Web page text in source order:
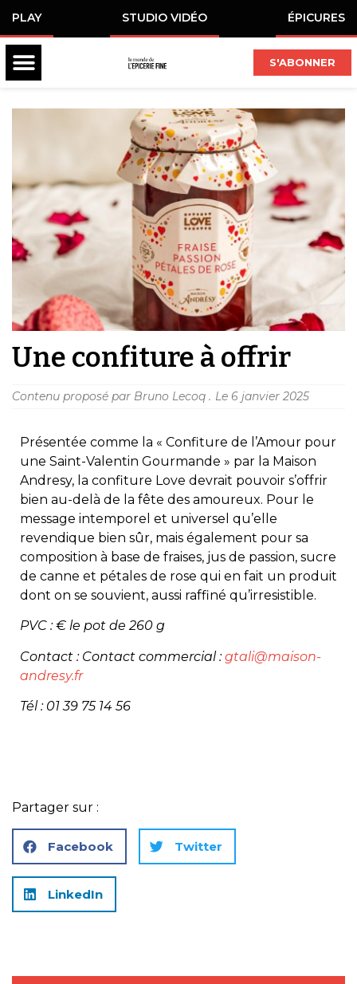
PLAY STUDIO VIDÉO ÉPICURES
S'ABONNER
Une confiture à offrir
Contenu proposé par Bruno Lecoq . Le 6 janvier 2025
Présentée comme la « Confiture de l’Amour pour
une Saint-Valentin Gourmande » par la Maison
Andresy, la confiture Love devrait pouvoir s’offrir
bien au-delà de la fête des amoureux. Pour le
message intemporel et universel qu’elle
revendique bien sûr, mais également pour sa
composition à base de fraises, jus de passion, sucre
de canne et pétales de rose qui en fait un produit
dont on se souvient, aussi raffiné qu’irresistible.
PVC : € le pot de 260 g
Contact : Contact commercial :gtali@maison-
andresy.fr
Tél : 01 39 75 14 56
Partager sur :
Facebook Twitter
LinkedIn